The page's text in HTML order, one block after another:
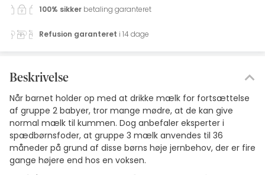
100% sikker betaling garanteret
Refusion garanteret i 14 dage
Beskrivelse
Når barnet holder op med at drikke mælk for fortsættelse
af gruppe 2 babyer, tror mange mødre, at de kan give
normal mælk til kummen. Dog anbefaler eksperter i
spædbørnsfoder, at gruppe 3 mælk anvendes til 36
måneder på grund af disse børns høje jernbehov, der er fire
gange højere end hos en voksen.